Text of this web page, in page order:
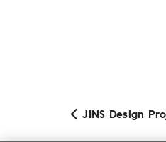
JINS Design